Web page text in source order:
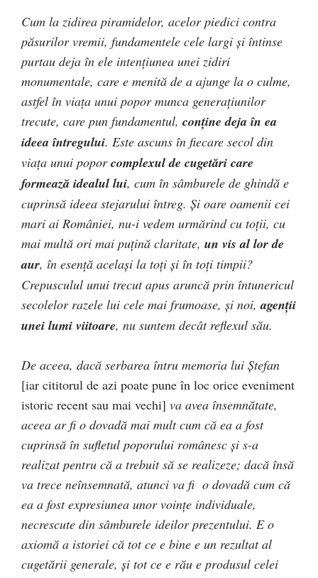
Cum la zidirea piramidelor, acelor piedici contra
păsurilor vremii, fundamentele cele largi şi întinse
purtau deja în ele intenţiunea unei zidiri
monumentale, care e menită de a ajunge la o culme,
astfel în viaţa unui popor munca generaţiunilor
trecute, care pun fundamentul, conţine deja în ea
ideea întregului. Este ascuns în fiecare secol din
viaţa unui poporcomplexul de cugetări care
formează idealul lui, cum în sâmburele de ghindă e
cuprinsă ideea stejarului întreg. Şi oare oamenii cei
mari ai României, nu-i vedem urmărind cu toţii, cu
mai multă ori mai puţină claritate, un vis al lor de
aur, în esenţă acelaşi la toţi şi în toţi timpii?
Crepusculul unui trecut apus aruncă prin întunericul
secolelor razele lui cele mai frumoase, şi noi,agenţii
unei lumi viitoare, nu suntem decât reflexul său.
De aceea, dacă serbarea întru memoria lui Ştefan
[iar cititorul de azi poate pune în loc orice eveniment
istoric recent sau mai vechi] va avea însemnătate,
aceea ar fi o dovadă mai mult cum că ea a fost
cuprinsă în sufletul poporului românesc şi s-a
realizat pentru că a trebuit să se realizeze; dacă însă
va trece neînsemnată, atunci va fi o dovadă cum că
ea a fost expresiunea unor voinţe individuale,
necrescute din sâmburele ideilor prezentului. E o
axiomă a istoriei că tot ce e bine e un rezultat al
cugetării generale, şi tot ce e rău e produsul celei